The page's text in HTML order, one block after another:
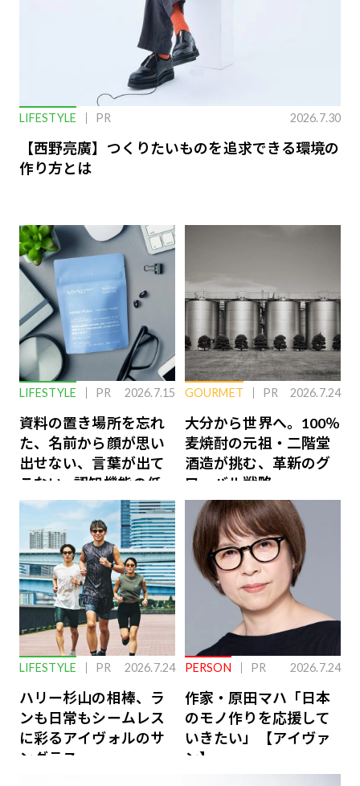
LIFESTYLE PR 2026.7.30
【西野亮廣】つくりたいものを追求できる環境の
作り方とは
LIFESTYLE PR 2026.7.15
資料の置き場所を忘れ
た、名前から顔が思い
出せない、言葉が出て
こない…認知機能の低
下を救う、脳のインナ
ーケアとは
GOURMET PR 2026.7.24
大分から世界へ。100％
麦焼酎の元祖・二階堂
酒造が挑む、革新のグ
ローバル戦略
LIFESTYLE PR 2026.7.24
ハリー杉山の相棒、ラ
ンも日常もシームレス
に彩るアイヴォルのサ
ングラス
PERSON PR 2026.7.24
作家・原田マハ「日本
のモノ作りを応援して
いきたい」【アイヴァ
ン】